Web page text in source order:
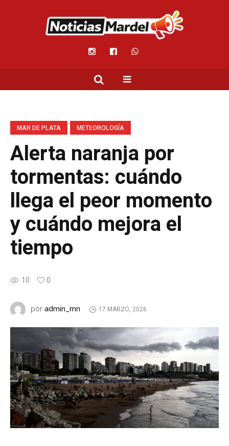
MAR DE PLATA METEOROLOGÍA
Alerta naranja por
tormentas: cuándo
llega el peor momento
y cuándo mejora el
tiempo
10 0
por admin_mn 17 MARZO, 2026